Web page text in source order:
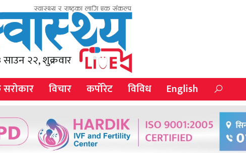
२२, शुक्रवार
सरोकार विचार कर्पोरेट विविध English